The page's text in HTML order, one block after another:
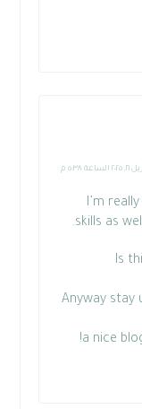
الساعة ٥:٣٨ م
I’m
skills as
Is
Anyway stay
a nice
!